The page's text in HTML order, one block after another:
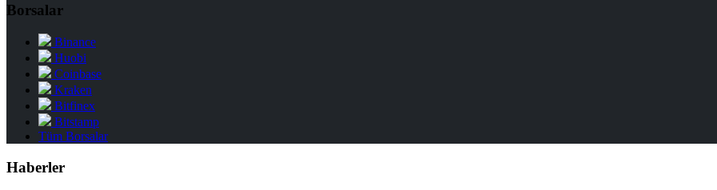
Borsalar
Binance
Huobi
Coinbase
Kraken
Bitfinex
Bitstamp
Tüm Borsalar
Haberler